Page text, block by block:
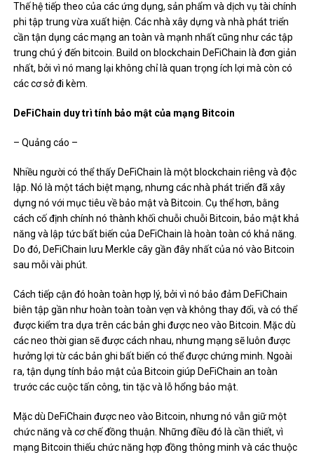
Thế hệ tiếp theo của các ứng dụng, sản phẩm và dịch vụ tài chính
phi tập trung vừa xuất hiện. Các nhà xây dựng và nhà phát triển
cần tận dụng các mạng an toàn và mạnh nhất cũng như các tập
trung chú ý đến bitcoin. Build on blockchain DeFiChain là đơn giản
nhất, bởi vì nó mang lại không chỉ là quan trọng ích lợi mà còn có
các cơ sở đi kèm.
DeFiChain duy trì tính bảo mật của mạng Bitcoin
– Quảng cáo –
Nhiều người có thể thấy DeFiChain là một blockchain riêng và độc
lập. Nó là một tách biệt mạng, nhưng các nhà phát triển đã xây
dựng nó với mục tiêu về bảo mật và Bitcoin. Cụ thể hơn, bằng
cách cố định chính nó thành khối chuỗi chuỗi Bitcoin, bảo mật khả
năng và lập tức bất biến của DeFiChain là hoàn toàn có khả năng.
Do đó, DeFiChain lưu Merkle cây gần đây nhất của nó vào Bitcoin
sau mỗi vài phút.
Cách tiếp cận đó hoàn toàn hợp lý, bởi vì nó bảo đảm DeFiChain
biên tập gần như hoàn toàn toàn vẹn và không thay đổi, và có thể
được kiểm tra dựa trên các bản ghi được neo vào Bitcoin. Mặc dù
các neo thời gian sẽ được cách nhau, nhưng mạng sẽ luôn được
hưởng lợi từ các bản ghi bất biến có thể được chứng minh. Ngoài
ra, tận dụng tính bảo mật của Bitcoin giúp DeFiChain an toàn
trước các cuộc tấn công, tin tặc và lỗ hổng bảo mật.
Mặc dù DeFiChain được neo vào Bitcoin, nhưng nó vẫn giữ một
chức năng và cơ chế đồng thuận. Những điều đó là cần thiết, vì
mạng Bitcoin thiếu chức năng hợp đồng thông minh và các thuộc